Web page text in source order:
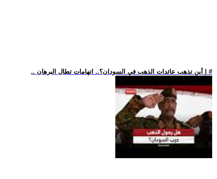
.. أين تذهب عائدات الذهب في السودان؟.. اتهامات تطال البرهان | #